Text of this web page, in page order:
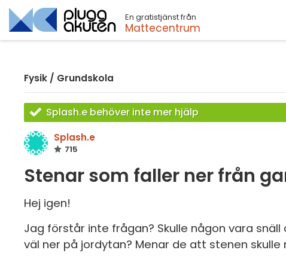
En gratistjänst från
Mattecentrum
Fysik / Grundskola
Splash.e behöver inte mer hjälp
Splash.e
715
Stenar som faller ner från
Hej igen!
Jag förstår inte frågan? Skulle någon vara
väl ner på jordytan? Menar de att stenen
Sök